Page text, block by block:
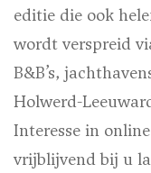
editie die ook
wordt verspreid
B&B’s,
Holwerd-
Interesse in
vrijblijvend bij u